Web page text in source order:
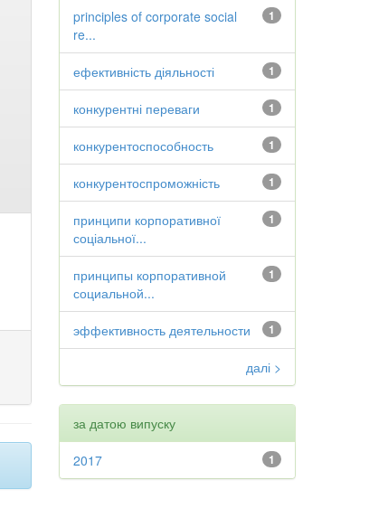
1
principles of corporate social
re...
1
ефективність діяльності
1
конкурентні переваги
1
конкурентоспособность
1
конкурентоспроможність
1
принципи корпоративної
соціальної...
1
принципы корпоративной
социальной...
1
эффективность деятельности
далі >
за датою випуску
1
2017